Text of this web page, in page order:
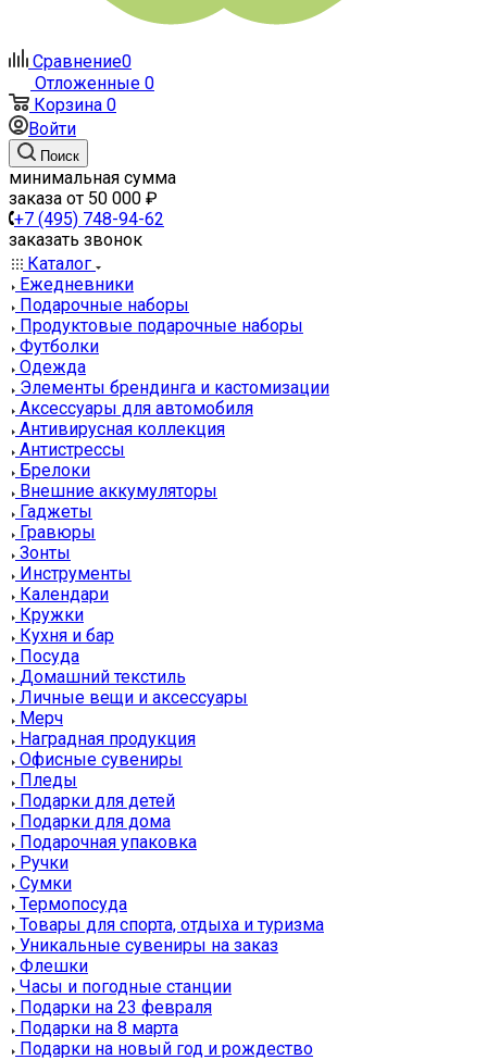
Сравнение0
Отложенные 0
Корзина 0
Войти
Поиск
минимальная сумма
заказа от 50 000 ₽
+7 (495) 748-94-62
заказать звонок
Каталог
Ежедневники
Подарочные наборы
Продуктовые подарочные наборы
Футболки
Одежда
Элементы брендинга и кастомизации
Аксессуары для автомобиля
Антивирусная коллекция
Антистрессы
Брелоки
Внешние аккумуляторы
Гаджеты
Гравюры
Зонты
Инструменты
Календари
Кружки
Кухня и бар
Посуда
Домашний текстиль
Личные вещи и аксессуары
Мерч
Наградная продукция
Офисные сувениры
Пледы
Подарки для детей
Подарки для дома
Подарочная упаковка
Ручки
Сумки
Термопосуда
Товары для спорта, отдыха и туризма
Уникальные сувениры на заказ
Флешки
Часы и погодные станции
Подарки на 23 февраля
Подарки на 8 марта
Подарки на новый год и рождество